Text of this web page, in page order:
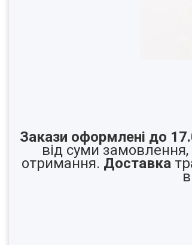
Закази оформлені до
від суми замовлення,
отримання. Доставка